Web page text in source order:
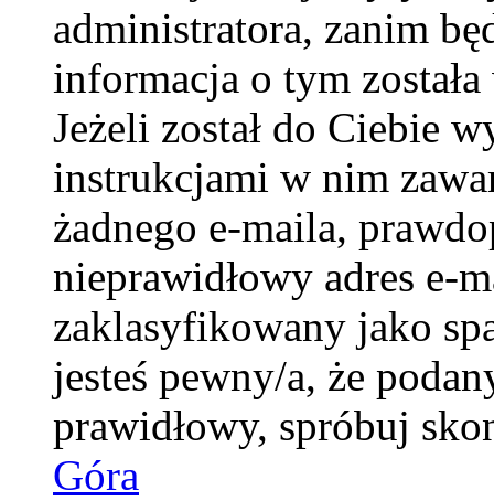
administratora, zanim
informacja o tym
Jeżeli został do Ciebie
instrukcjami w nim
żadnego e-maila,
nieprawidłowy adres e-
zaklasyfikowany jako
jesteś pewny/a, że
prawidłowy, spróbuj
Góra